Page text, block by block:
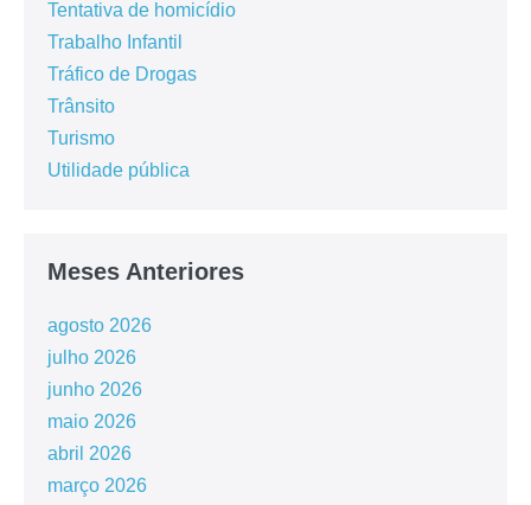
Tentativa de homicídio
Trabalho Infantil
Tráfico de Drogas
Trânsito
Turismo
Utilidade pública
Meses Anteriores
agosto 2026
julho 2026
junho 2026
maio 2026
abril 2026
março 2026